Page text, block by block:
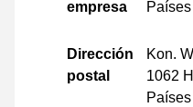
empresa
Dirección
postal
Kon.
1062